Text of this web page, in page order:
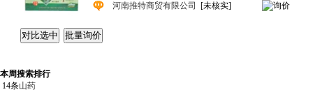
河南推特商贸有限公司
[未核实]
本周搜索排行
14条山药